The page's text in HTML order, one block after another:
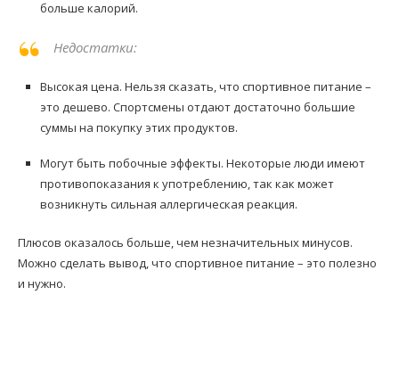
больше калорий.
Недостатки:
Высокая цена. Нельзя сказать, что спортивное питание –
это дешево. Спортсмены отдают достаточно большие
суммы на покупку этих продуктов.
Могут быть побочные эффекты. Некоторые люди имеют
противопоказания к употреблению, так как может
возникнуть сильная аллергическая реакция.
Плюсов оказалось больше, чем незначительных минусов.
Можно сделать вывод, что спортивное питание – это полезно
и нужно.